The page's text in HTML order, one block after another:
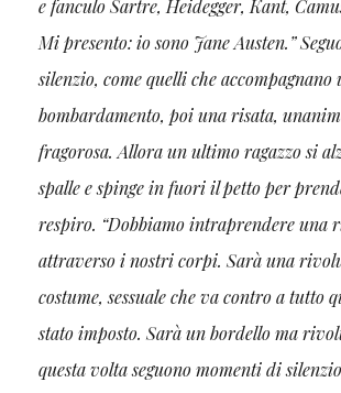
e fanculo Sartre, Heidegger, Kant,
Mi presento: io sono Jane Austen.”
silenzio, come quelli che accompagnano
bombardamento, poi una risata,
fragorosa. Allora un ultimo ragazzo si
spalle e spinge in fuori il petto per
respiro. “Dobbiamo intraprendere una
attraverso i nostri corpi. Sarà una
costume, sessuale che va contro a tutto
stato imposto. Sarà un bordello ma
questa volta seguono momenti di